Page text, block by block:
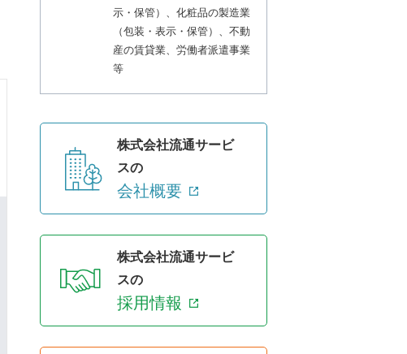
示・保管）、化粧品の製造業
（包装・表示・保管）、不動
産の賃貸業、労働者派遣事業
等
株式会社流通サービ
スの
会社概要
株式会社流通サービ
スの
採用情報